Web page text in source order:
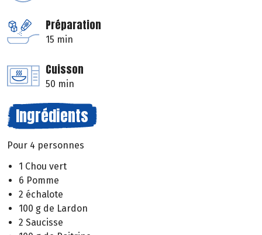
Préparation
15 min
Cuisson
50 min
Ingrédients
Pour 4 personnes
1 Chou vert
6 Pomme
2 échalote
100 g de Lardon
2 Saucisse